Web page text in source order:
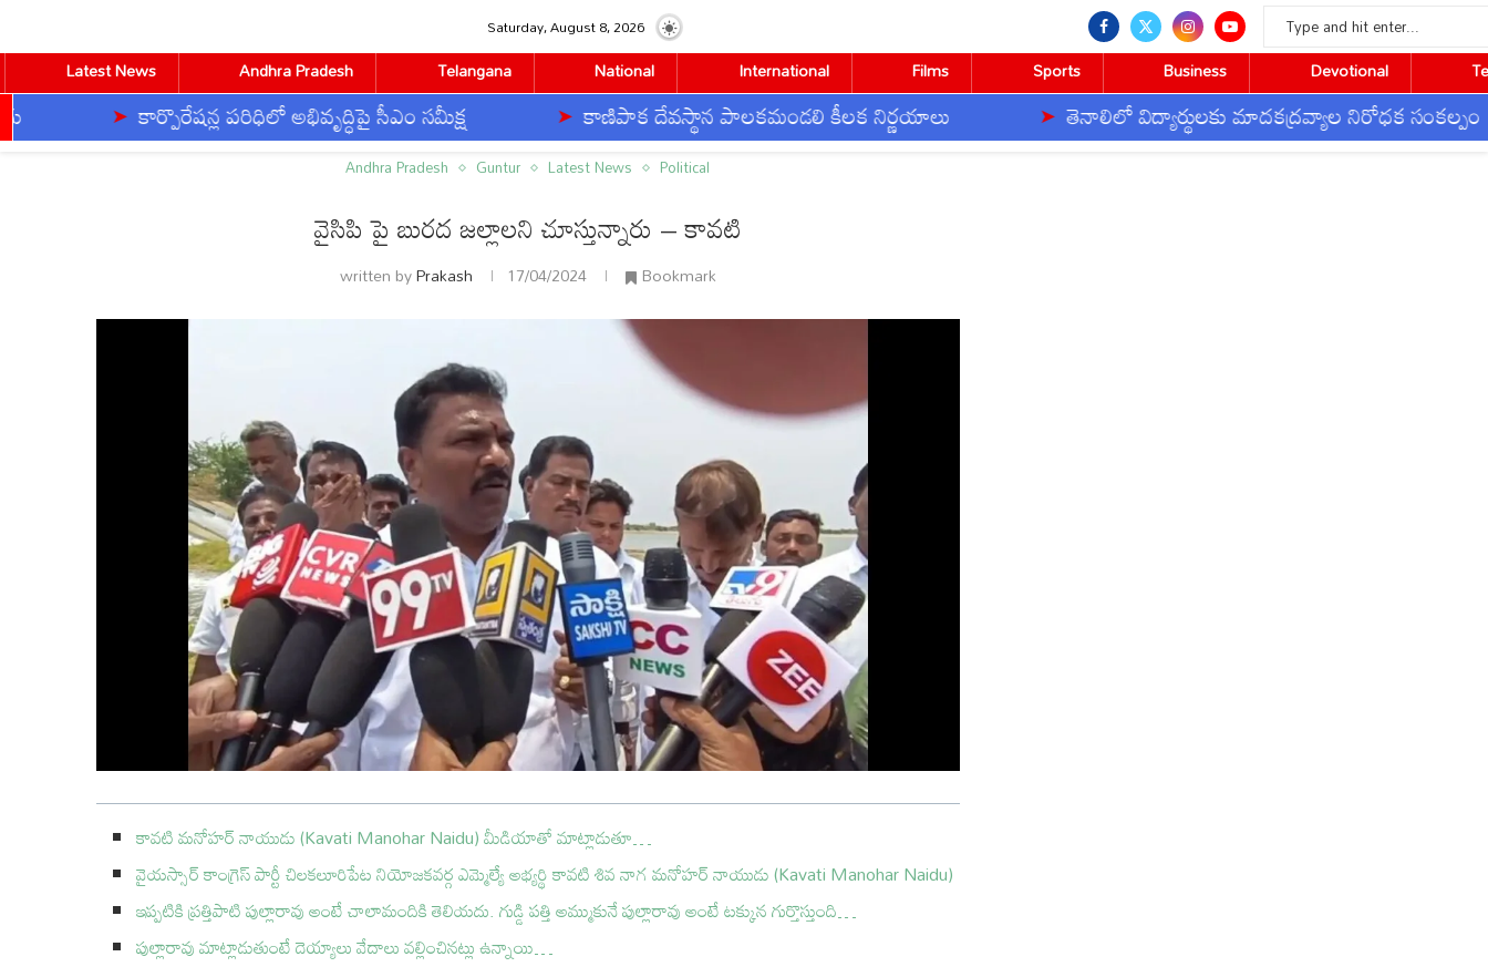
Saturday, August 8, 2026
Latest News Andhra Pradesh Telangana National International Films Sports Business Devotional
కార్పొరేషన్ల పరిధిలో అభివృద్ధిపై సీఎం సమీక్ష కాణిపాక దేవస్థాన పాలకమండలి కీలక నిర్ణయాలు తెనాలిలో విద్యార్థులకు మాదకద్రవ్యాల నిరోధక సంకల్పం
DEVOTIONAL
Home Andhra Pradesh
వైసిపి పై బురద జల్లాలని చూస్తున్నారు – కావటి
Andhra Pradesh
Guntur Latest News Political
వైసిపి పై బురద జల్లాలని చూస్తున్నారు – కావటి
written byPrakash 17/04/2024 Bookmark
కావటి మనోహర్ నాయుడు (Kavati Manohar Naidu) మీడియాతో మాట్లాడుతూ…
వైయస్సార్ కాంగ్రెస్ పార్టీ చిలకలూరిపేట నియోజకవర్గ ఎమ్మెల్యే అభ్యర్థి కావటి శివ నాగ మనోహర్ నాయుడు (Kavati Manohar Naidu)
ఇప్పటికి ప్రత్తిపాటి పుల్లారావు అంటే చాలామందికి తెలియదు. గుడ్డి పత్తి అమ్ముకునే పుల్లారావు అంటే టక్కున గుర్తొస్తుంది…
పుల్లారావు మాట్లాడుతుంటే దెయ్యాలు వేదాలు వల్లించినట్లు ఉన్నాయి…